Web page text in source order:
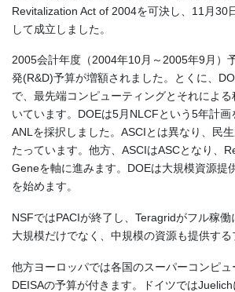
Revitalization Act of 2004を可決し、11月30
して成立しました。
2005会計年度（2004年10月～2005年9月）
発(R&D)予算が増額されました。とくに、
で、最先端コンピューティングとそれによ
いています。DOEは5月NLCFという5年計画
ANLを採択しました。ASCIとは異なり、民
たっています。他方、ASCIはASCとなり、
Geneを軸に進みます。DOEは大規模資源提
を始めます。
NSFではPACIが終了し、Teragridがフル稼
大規模だけでなく、中規模の資源も提供する
他方ヨーロッパでは各国のスーパーコンピュ
DEISAの予算が付きます。ドイツでは